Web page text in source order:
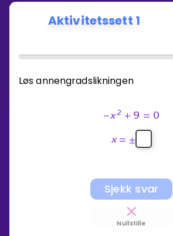
Aktivitetssett 1
Løs annengradslikningen
−x 2 + 9 = 0
x = ±
Sjekk svar
Nullstille